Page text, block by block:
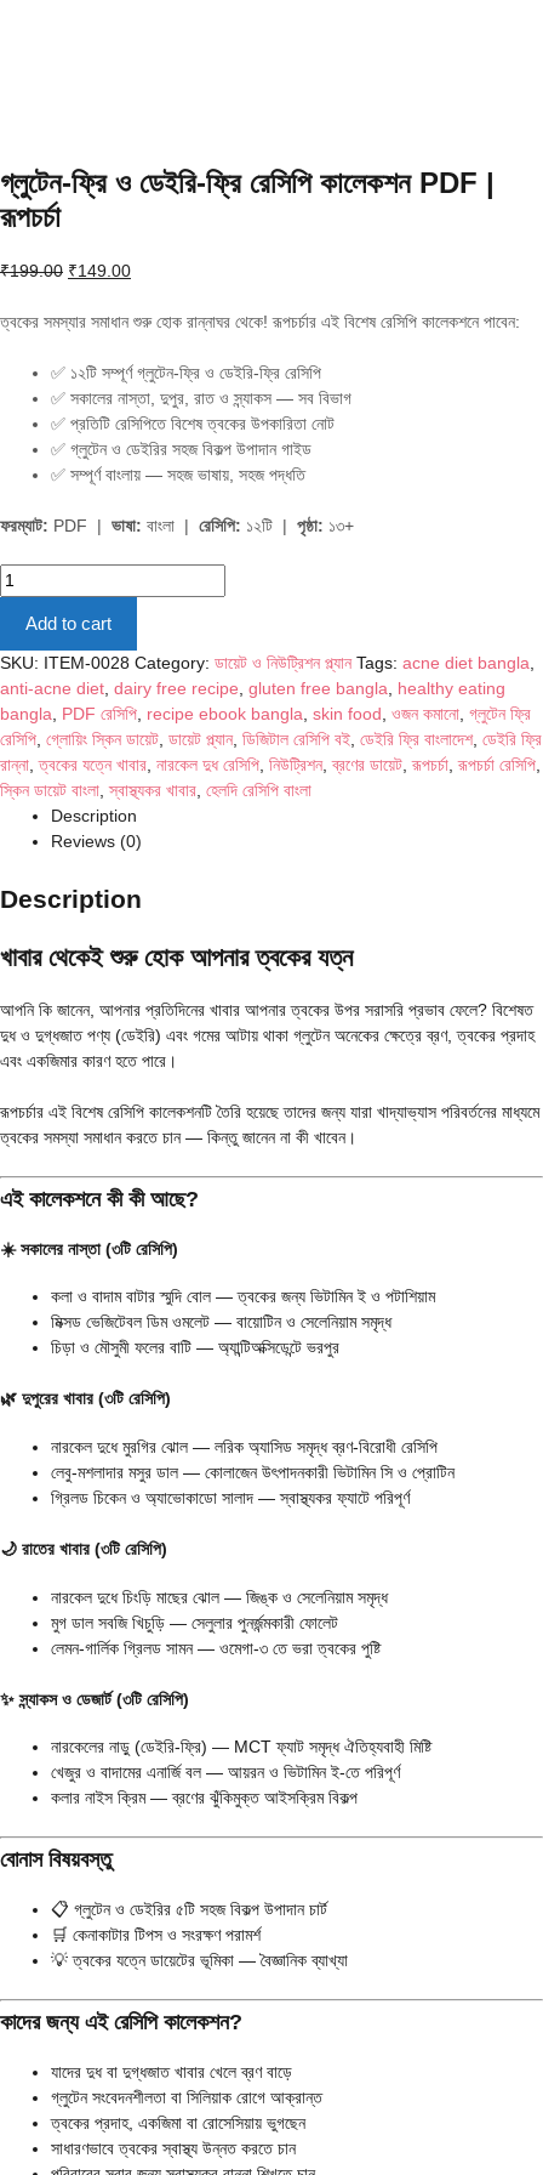
গ্লুটেন-ফ্রি ও ডেইরি-ফ্রি রেসিপি কালেকশন PDF |
রূপচর্চা
₹199.00 Original
was:
₹149.00Current
is:
ত্বকের সমস্যার সমাধান শুরু হোক রান্নাঘর থেকে! রূপচর্চার এই বিশেষ রেসিপি কালেকশনে পাবেন:
✅ ১২টি সম্পূর্ণ গ্লুটেন-ফ্রি ও ডেইরি-ফ্রি রেসিপি
✅ সকালের নাস্তা, দুপুর, রাত ও স্ন্যাকস — সব বিভাগ
✅ প্রতিটি রেসিপিতে বিশেষ ত্বকের উপকারিতা নোট
✅ গ্লুটেন ও ডেইরির সহজ বিকল্প উপাদান গাইড
✅ সম্পূর্ণ বাংলায় — সহজ ভাষায়, সহজ পদ্ধতি
ফরম্যাট: PDF | ভাষা: বাংলা | রেসিপি: ১২টি | পৃষ্ঠা: ১৩+
গ্লুটেন-
ফ্রি
ডেইরি-
কালেকশন
|
রূপচর্চা
Add to cart
SKU: ITEM-0028 Category: ডায়েট ও নিউট্রিশন প্ল্যান Tags: acne diet bangla
anti-acne diet dairy free recipe gluten free bangla
healthy eating
bangla
PDF রেসিপি recipe ebook bangla skin food ওজন কমানো গ্লুটেন ফ্রি
রেসিপি গ্লোয়িং স্কিন ডায়েট ডায়েট প্ল্যান, ডিজিটাল রেসিপি বই ডেইরি ফ্রি বাংলাদেশ, ডেইরি ফ্রি
রান্না ,ত্বকের যত্নে খাবার নারকেল দুধ রেসিপি নিউট্রিশন,ব্রণের ডায়েট ,রূপচর্চা ,রূপচর্চা রেসিপি
স্কিন ডায়েট বাংলা ,স্বাস্থ্যকর খাবার হেলদি রেসিপি বাংলা
Description
Reviews (0)
Description
খাবার থেকেই শুরু হোক আপনার ত্বকের যত্ন
আপনি কি জানেন, আপনার প্রতিদিনের খাবার আপনার ত্বকের উপর সরাসরি প্রভাব ফেলে? বিশেষত
দুধ ও দুগ্ধজাত পণ্য (ডেইরি) এবং গমের আটায় থাকা গ্লুটেন অনেকের ক্ষেত্রে ব্রণ, ত্বকের প্রদাহ
এবং একজিমার কারণ হতে পারে।
রূপচর্চার এই বিশেষ রেসিপি কালেকশনটি তৈরি হয়েছে তাদের জন্য যারা খাদ্যাভ্যাস পরিবর্তনের মাধ্যমে
ত্বকের সমস্যা সমাধান করতে চান — কিন্তু জানেন না কী খাবেন।
এই কালেকশনে কী কী আছে?
☀️ সকালের নাস্তা (৩টি রেসিপি)
কলা ও বাদাম বাটার স্মুদি বোল — ত্বকের জন্য ভিটামিন ই ও পটাশিয়াম
মিক্সড ভেজিটেবল ডিম ওমলেট — বায়োটিন ও সেলেনিয়াম সমৃদ্ধ
চিড়া ও মৌসুমী ফলের বাটি — অ্যান্টিঅক্সিডেন্টে ভরপুর
🌿 দুপুরের খাবার (৩টি রেসিপি)
নারকেল দুধে মুরগির ঝোল — লরিক অ্যাসিড সমৃদ্ধ ব্রণ-বিরোধী রেসিপি
লেবু-মশলাদার মসুর ডাল — কোলাজেন উৎপাদনকারী ভিটামিন সি ও প্রোটিন
গ্রিলড চিকেন ও অ্যাভোকাডো সালাদ — স্বাস্থ্যকর ফ্যাটে পরিপূর্ণ
🌙 রাতের খাবার (৩টি রেসিপি)
নারকেল দুধে চিংড়ি মাছের ঝোল — জিঙ্ক ও সেলেনিয়াম সমৃদ্ধ
মুগ ডাল সবজি খিচুড়ি — সেলুলার পুনর্জন্মকারী ফোলেট
লেমন-গার্লিক গ্রিলড সামন — ওমেগা-৩ তে ভরা ত্বকের পুষ্টি
✨ স্ন্যাকস ও ডেজার্ট (৩টি রেসিপি)
নারকেলের নাড়ু (ডেইরি-ফ্রি) — MCT ফ্যাট সমৃদ্ধ ঐতিহ্যবাহী মিষ্টি
খেজুর ও বাদামের এনার্জি বল — আয়রন ও ভিটামিন ই-তে পরিপূর্ণ
কলার নাইস ক্রিম — ব্রণের ঝুঁকিমুক্ত আইসক্রিম বিকল্প
বোনাস বিষয়বস্তু
📋 গ্লুটেন ও ডেইরির ৫টি সহজ বিকল্প উপাদান চার্ট
🛒 কেনাকাটার টিপস ও সংরক্ষণ পরামর্শ
💡 ত্বকের যত্নে ডায়েটের ভূমিকা — বৈজ্ঞানিক ব্যাখ্যা
কাদের জন্য এই রেসিপি কালেকশন?
যাদের দুধ বা দুগ্ধজাত খাবার খেলে ব্রণ বাড়ে
গ্লুটেন সংবেদনশীলতা বা সিলিয়াক রোগে আক্রান্ত
ত্বকের প্রদাহ, একজিমা বা রোসেসিয়ায় ভুগছেন
সাধারণভাবে ত্বকের স্বাস্থ্য উন্নত করতে চান